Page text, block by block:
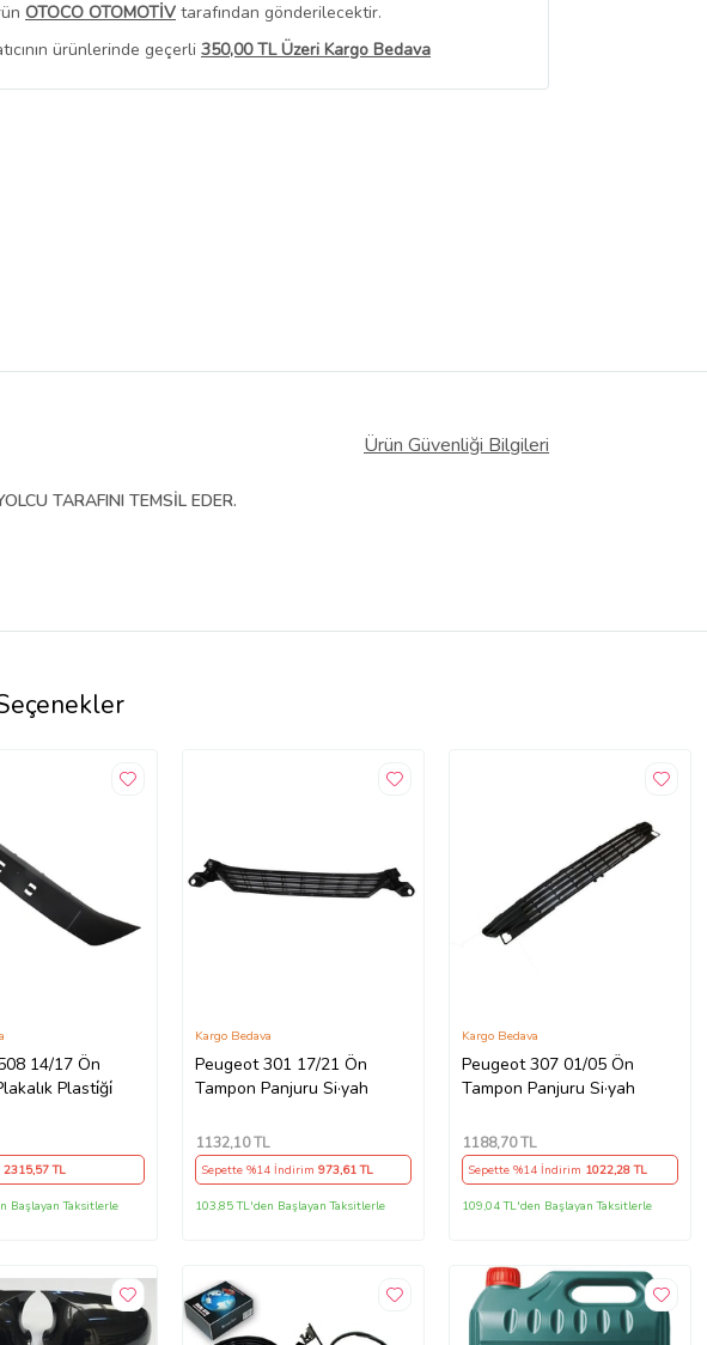
OTOCO OTOMOTİV tarafından gönderilecektir.
ürünlerinde geçerli 350,00 TL Üzeri Kargo Bedava
Tüm Ürünlerini Görüntüle
Ürün Güvenliği Bilgileri
TARAFINI TEMSİL EDER.
14/17 Ön
Plasti̇ği̇
2315,57 TL
Başlayan Taksitlerle
Peugeot 301 17/21 Ön
Tampon Panjuru Si·yah
Kargo Bedava
1132,10 TL
Sepette %14 İndirim973,61 TL
103,85 TL'den Başlayan Taksitlerle
Peugeot 307 01/05 Ön
Tampon Panjuru Si·yah
Kargo Bedava
1188,70 TL
Sepette %14 İndirim 1022,28 TL
109,04 TL'den Başlayan Taksitlerle